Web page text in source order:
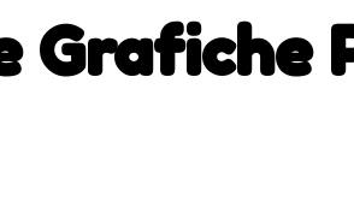
Grafiche